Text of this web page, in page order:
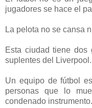
jugadores se hace el
La pelota no se cansa
Esta ciudad tiene dos
suplentes del Liverpool.
Un equipo de fútbol
personas que lo
condenado instrumento.